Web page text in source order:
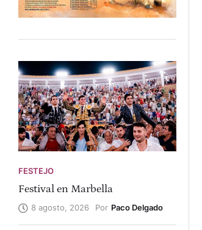
FESTEJO
Festival en Marbella
8 agosto, 2026 Por Paco Delgado